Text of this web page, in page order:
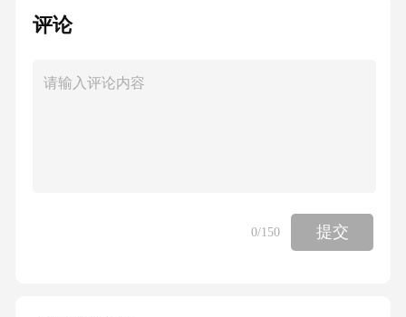
书面同意，任何一方不得向第三方披露或使用
及相关人员遵守保密义务。7.3保密期限本合同
赔偿责任。8.2乙方违约责任1.如乙方未按照本
合同约定按时足额支付费用，每逾期一日，应
评论
0/150 提交